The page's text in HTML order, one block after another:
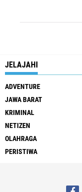
JELAJAHI
ADVENTURE
JAWA BARAT
KRIMINAL
NETIZEN
OLAHRAGA
PERISTIWA